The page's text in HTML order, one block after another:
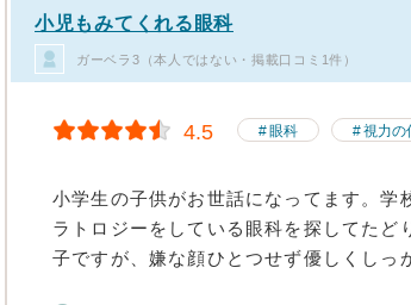
小児もみてくれる眼科
ガーベラ3（本人ではない・掲載口コミ1件）
4.5 眼科 視力の
小学生の子供がお世話になってます。学
ラトロジーをしている眼科を探してたど
子ですが、嫌な顔ひとつせず優しくしっ